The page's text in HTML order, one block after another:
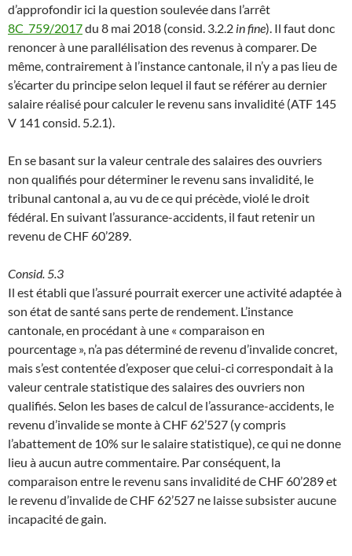
d’approfondir ici la question soulevée dans l’arrêt
8C_759/2017du 8 mai 2018 (consid. 3.2.2 in fine). Il faut donc
renoncer à une parallélisation des revenus à comparer. De
même, contrairement à l’instance cantonale, il n’y a pas lieu de
s’écarter du principe selon lequel il faut se référer au dernier
salaire réalisé pour calculer le revenu sans invalidité (ATF 145
V 141 consid. 5.2.1).
En se basant sur la valeur centrale des salaires des ouvriers
non qualifiés pour déterminer le revenu sans invalidité, le
tribunal cantonal a, au vu de ce qui précède, violé le droit
fédéral. En suivant l’assurance-accidents, il faut retenir un
revenu de CHF 60’289.
Consid. 5.3
Il est établi que l’assuré pourrait exercer une activité adaptée à
son état de santé sans perte de rendement. L’instance
cantonale, en procédant à une « comparaison en
pourcentage », n’a pas déterminé de revenu d’invalide concret,
mais s’est contentée d’exposer que celui-ci correspondait à la
valeur centrale statistique des salaires des ouvriers non
qualifiés. Selon les bases de calcul de l’assurance-accidents, le
revenu d’invalide se monte à CHF 62’527 (y compris
l’abattement de 10% sur le salaire statistique), ce qui ne donne
lieu à aucun autre commentaire. Par conséquent, la
comparaison entre le revenu sans invalidité de CHF 60’289 et
le revenu d’invalide de CHF 62’527 ne laisse subsister aucune
incapacité de gain.